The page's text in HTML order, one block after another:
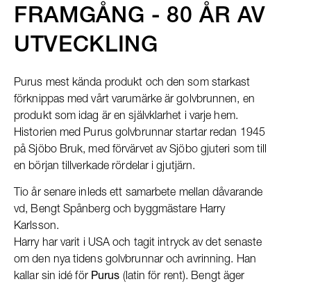
FRAMGÅNG - 80 ÅR AV
UTVECKLING
Purus mest kända produkt och den som starkast
förknippas med vårt varumärke är golvbrunnen, en
produkt som idag är en självklarhet i varje hem.
Historien med Purus golvbrunnar startar redan 1945
på Sjöbo Bruk, med förvärvet av Sjöbo gjuteri som till
en början tillverkade rördelar i gjutjärn.
Tio år senare inleds ett samarbete mellan dåvarande
vd, Bengt Spånberg och byggmästare Harry
Karlsson.
Harry har varit i USA och tagit intryck av det senaste
om den nya tidens golvbrunnar och avrinning. Han
kallar sin idé för Purus (latin för rent). Bengt äger